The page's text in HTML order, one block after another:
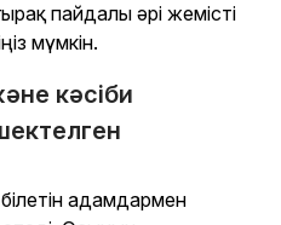
пайдалы әрі жемісті
мүмкін.
кәсіби
адамдармен